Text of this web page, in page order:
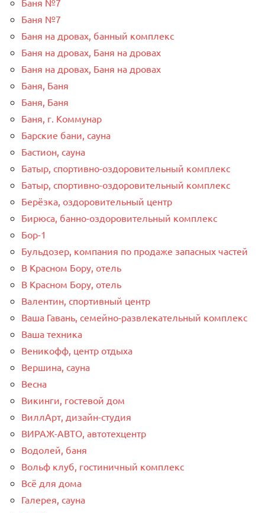
Баня №7
Баня №7
Баня на дровах, банный комплекс
Баня на дровах, Баня на дровах
Баня на дровах, Баня на дровах
Баня, Баня
Баня, Баня
Баня, г. Коммунар
Барские бани, сауна
Бастион, сауна
Батыр, спортивно-оздоровительный комплекс
Батыр, спортивно-оздоровительный комплекс
Берёзка, оздоровительный центр
Бирюса, банно-оздоровительный комплекс
Бор-1
Бульдозер, компания по продаже запасных частей
В Красном Бору, отель
В Красном Бору, отель
Валентин, спортивный центр
Ваша Гавань, семейно-развлекательный комплекс
Ваша техника
Веникофф, центр отдыха
Вершина, сауна
Весна
Викинги, гостевой дом
ВиллАрт, дизайн-студия
ВИРАЖ-АВТО, автотехцентр
Водолей, баня
Вольф клуб, гостиничный комплекс
Всё для дома
Галерея, сауна